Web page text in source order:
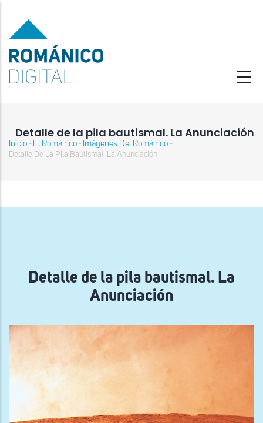
contenido
principal
Detalle de la pila bautismal. La Anunciación
Sobrescribir
ayuda
Inicio - El Románico - Imágenes Del Románico -
Detalle De La Pila Bautismal. La Anunciación
Detalle de la pila bautismal. La
Anunciación